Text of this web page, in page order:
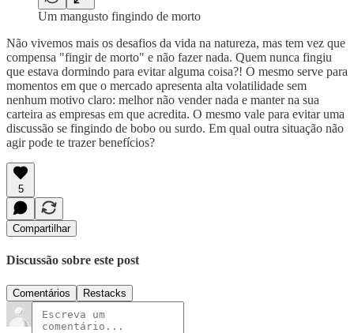
Um mangusto fingindo de morto
Não vivemos mais os desafios da vida na natureza, mas tem vez que
compensa "fingir de morto" e não fazer nada. Quem nunca fingiu
que estava dormindo para evitar alguma coisa?! O mesmo serve para
momentos em que o mercado apresenta alta volatilidade sem
nenhum motivo claro: melhor não vender nada e manter na sua
carteira as empresas em que acredita. O mesmo vale para evitar uma
discussão se fingindo de bobo ou surdo. Em qual outra situação não
agir pode te trazer benefícios?
5
Compartilhar
Discussão sobre este post
Comentários Restacks